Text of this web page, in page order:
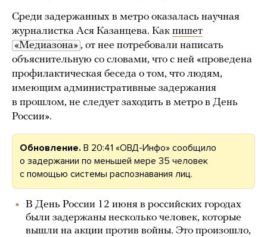
Среди задержанных в метро оказалась научная
журналистка Ася Казанцева. Как пишет
«Медиазона» , от нее потребовали написать
объяснительную со словами, что с ней «проведена
профилактическая беседа о том, что людям,
имеющим административные задержания
в прошлом, не следует заходить в метро в День
России».
Обновление. В 20:41 «ОВД-Инфо» сообщило
о задержании по меньшей мере 35 человек
с помощью системы распознавания лиц.
В День России 12 июня в российских городах
были задержаны несколько человек, которые
вышли на акции против войны. Это произошло,